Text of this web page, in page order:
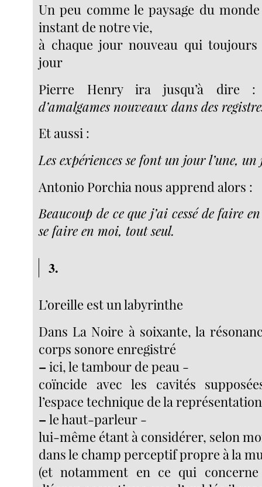
Un peu comme le paysage du
instant de notre vie,
à chaque jour nouveau qui
jour
Pierre Henry ira jusqu’à dire
d’amalgames nouveaux dans des
Et aussi :
Les expériences se font un jour l’une,
Antonio Porchia nous apprend alors :
Beaucoup de ce que j’ai cessé de faire
se faire en moi, tout seul.
3.
L’oreille est un labyrinthe
Dans La Noire à soixante, la
corps sonore enregistré
– ici, le tambour de peau -
coïncide avec les cavités
l’espace technique de la représentation
– le haut-parleur -
lui-même étant à considérer, selon
dans le champ perceptif propre à la
(et notamment en ce qui concerne